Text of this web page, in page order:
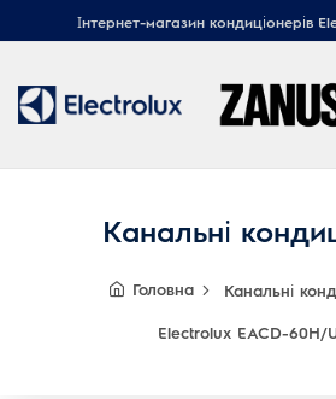
Інтернет-магазин кондиціонерів
Канальні
Головна Канальні
Electrolux EACD-60H/